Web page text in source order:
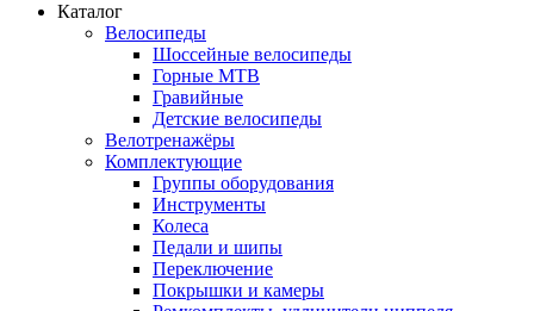
Каталог
Велосипеды
Шоссейные велосипеды
Горные МTB
Гравийные
Детские велосипеды
Велотренажёры
Комплектующие
Группы оборудования
Инструменты
Колеса
Педали и шипы
Переключение
Покрышки и камеры